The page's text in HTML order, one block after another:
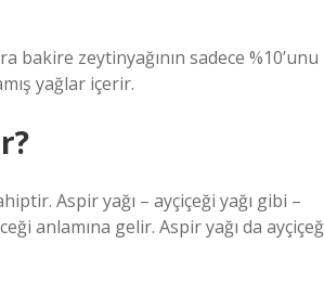
bakire zeytinyağının sadece %10’unu
yağlar içerir.
Aspir yağı – ayçiçeği yağı gibi –
anlamına gelir. Aspir yağı da